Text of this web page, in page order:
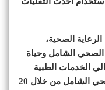
الصحية،
الشامل وحياة
الخدمات الطبية
والعلاجية المقدمة لمنتفعي التأمين الصحي الشامل من خلال 20